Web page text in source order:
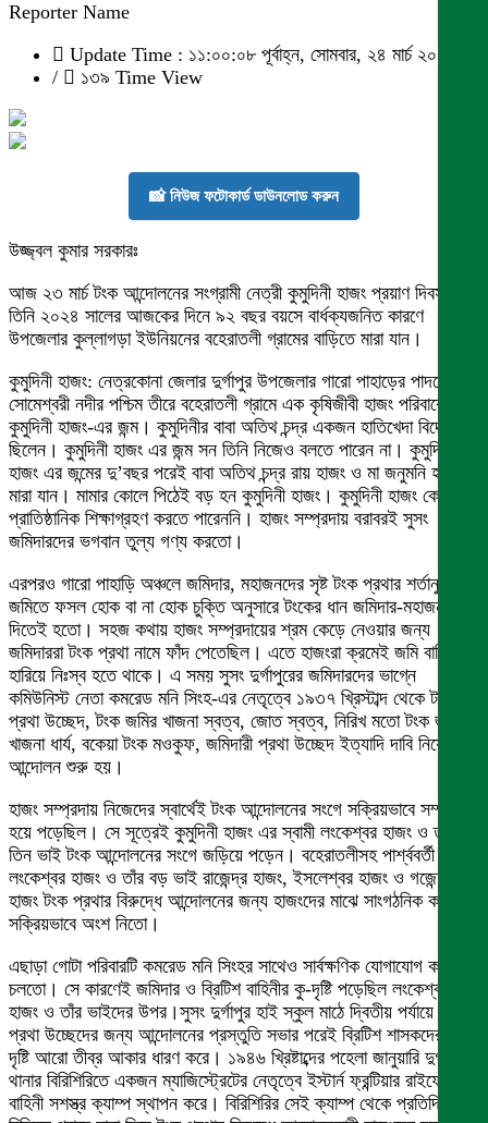
Reporter Name
Update Time : ১১:০০:০৮ পূর্বাহ্ন, সোমবার, ২৪ মার্চ ২০২৫
/
১৩৯ Time View
📸 নিউজ ফটোকার্ড ডাউনলোড করুন
উজ্জ্বল কুমার সরকারঃ
আজ ২৩ মার্চ টংক আন্দোলনের সংগ্রামী নেত্রী কুমুদিনী হাজং প্রয়াণ দিবস।
তিনি ২০২৪ সালের আজকের দিনে ৯২ বছর বয়সে বার্ধক্যজনিত কারণে
উপজেলার কুল্লাগড়া ইউনিয়নের বহেরাতলী গ্রামের বাড়িতে মারা যান।
কুমুদিনী হাজং: নেত্রকোনা জেলার দুর্গাপুর উপজেলার গারো পাহাড়ের পাদদেশে
সোমেশ্বরী নদীর পশ্চিম তীরে বহেরাতলী গ্রামে এক কৃষিজীবী হাজং পরিবারে
কুমুদিনী হাজং-এর জন্ম। কুমুদিনীর বাবা অতিথ চন্দ্র একজন হাতিখেদা বিদ্রোহী
ছিলেন। কুমুদিনী হাজং এর জন্ম সন তিনি নিজেও বলতে পারেন না। কুমুদিনী
হাজং এর জন্মের দু’বছর পরেই বাবা অতিথ চন্দ্র রায় হাজং ও মা জনুমনি হাজং
মারা যান। মামার কোলে পিঠেই বড় হন কুমুদিনী হাজং। কুমুদিনী হাজং কোন
প্রাতিষ্ঠানিক শিক্ষাগ্রহণ করতে পারেননি। হাজং সম্প্রদায় বরাবরই সুসং
জমিদারদের ভগবান তুল্য গণ্য করতো।
এরপরও গারো পাহাড়ি অঞ্চলে জমিদার, মহাজনদের সৃষ্ট টংক প্রথার শর্তানুসারে
জমিতে ফসল হোক বা না হোক চুক্তি অনুসারে টংকের ধান জমিদার-মহাজনদের
দিতেই হতো। সহজ কথায় হাজং সম্প্রদায়ের শ্রম কেড়ে নেওয়ার জন্য
জমিদাররা টংক প্রথা নামে ফাঁদ পেতেছিল। এতে হাজংরা ক্রমেই জমি বাড়ি
হারিয়ে নিঃস্ব হতে থাকে। এ সময় সুসং দুর্গাপুরের জমিদারদের ভাগ্নে
কমিউনিস্ট নেতা কমরেড মনি সিংহ-এর নেতৃত্বে ১৯৩৭ খ্রিস্টাব্দ থেকে টংক
প্রথা উচ্ছেদ, টংক জমির খাজনা স্বত্ব, জোত স্বত্ব, নিরিখ মতো টংক জমির
খাজনা ধার্য, বকেয়া টংক মওকুফ, জমিদারী প্রথা উচ্ছেদ ইত্যাদি দাবি নিয়ে টংক
আন্দোলন শুরু হয়।
হাজং সম্প্রদায় নিজেদের স্বার্থেই টংক আন্দোলনের সংগে সক্রিয়ভাবে সম্পৃক্ত
হয়ে পড়েছিল। সে সূত্রেই কুমুদিনী হাজং এর স্বামী লংকেশ্বর হাজং ও তাঁর
তিন ভাই টংক আন্দোলনের সংগে জড়িয়ে পড়েন। বহেরাতলীসহ পার্শ্ববর্তী গ্রামে
লংকেশ্বর হাজং ও তাঁর বড় ভাই রাজেন্দ্র হাজং, ইসলেশ্বর হাজং ও গজেন্দ্র
হাজং টংক প্রথার বিরুদ্ধে আন্দোলনের জন্য হাজংদের মাঝে সাংগঠনিক কাজে
সক্রিয়ভাবে অংশ নিতো।
এছাড়া গোটা পরিবারটি কমরেড মনি সিংহর সাথেও সার্বক্ষণিক যোগাযোগ করে
চলতো। সে কারণেই জমিদার ও ব্রিটিশ বাহিনীর কু-দৃষ্টি পড়েছিল লংকেশ্বর
হাজং ও তাঁর ভাইদের উপর।সুসং দুর্গাপুর হাই স্কুল মাঠে দ্বিতীয় পর্যায়ে টংক
প্রথা উচ্ছেদের জন্য আন্দোলনের প্রস্তুতি সভার পরেই ব্রিটিশ শাসকদের কু-
দৃষ্টি আরো তীব্র আকার ধারণ করে। ১৯৪৬ খ্রিষ্টাব্দের পহেলা জানুয়ারি দুর্গাপুর
থানার বিরিশিরিতে একজন ম্যাজিস্ট্রেটের নেতৃত্বে ইস্টার্ন ফ্রন্টিয়ার রাইফেল
বাহিনী সশস্ত্র ক্যাম্প স্থাপন করে। বিরিশিরির সেই ক্যাম্প থেকে প্রতিদিন